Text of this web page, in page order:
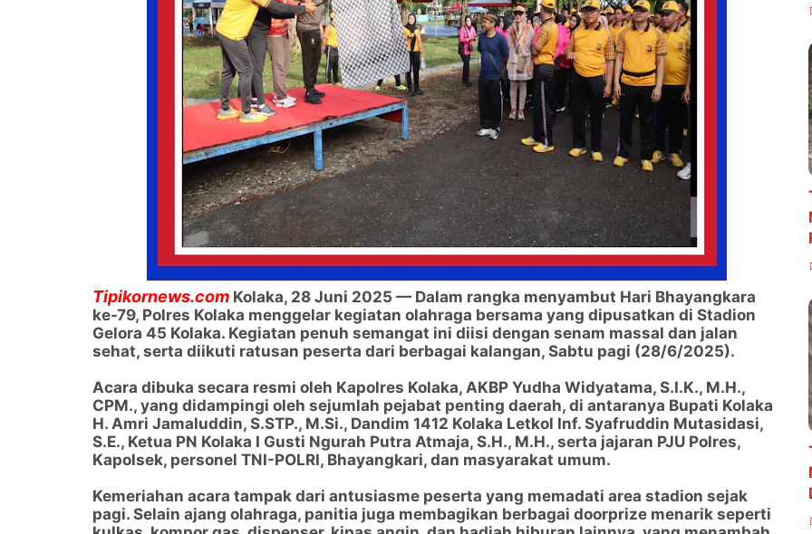
Tipikornews.com Kolaka, 28 Juni 2025 — Dalam rangka menyambut Hari Bhayangkara
ke-79, Polres Kolaka menggelar kegiatan olahraga bersama yang dipusatkan di Stadion
Gelora 45 Kolaka. Kegiatan penuh semangat ini diisi dengan senam massal dan jalan
sehat, serta diikuti ratusan peserta dari berbagai kalangan, Sabtu pagi (28/6/2025).
Acara dibuka secara resmi oleh Kapolres Kolaka, AKBP Yudha Widyatama, S.I.K., M.H.,
CPM., yang didampingi oleh sejumlah pejabat penting daerah, di antaranya Bupati Kolaka
H. Amri Jamaluddin, S.STP., M.Si., Dandim 1412 Kolaka Letkol Inf. Syafruddin Mutasidasi,
S.E., Ketua PN Kolaka I Gusti Ngurah Putra Atmaja, S.H., M.H., serta jajaran PJU Polres,
Kapolsek, personel TNI-POLRI, Bhayangkari, dan masyarakat umum.
Kemeriahan acara tampak dari antusiasme peserta yang memadati area stadion sejak
pagi. Selain ajang olahraga, panitia juga membagikan berbagai doorprize menarik seperti